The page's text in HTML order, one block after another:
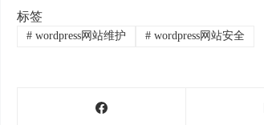
标签
#wordpress网站维护 #wordpress网站安全